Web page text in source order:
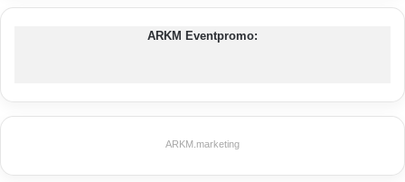
ARKM Eventpromo:
ARKM.marketing